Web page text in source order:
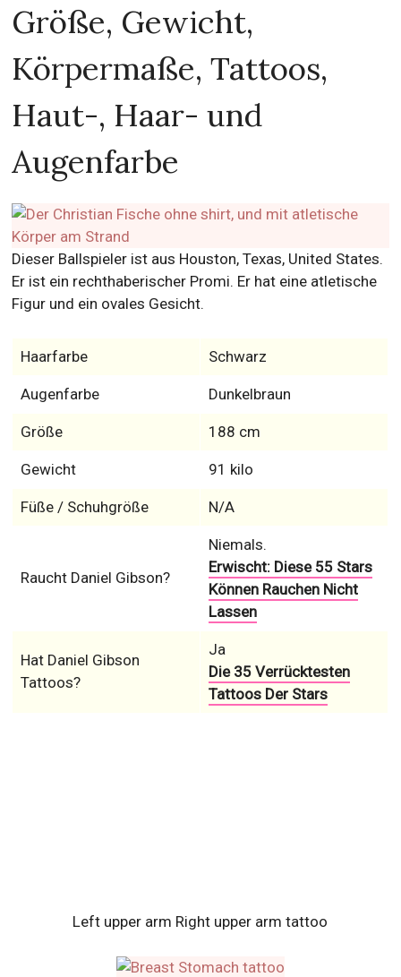
Größe, Gewicht,
Körpermaße, Tattoos,
Haut-, Haar- und
Augenfarbe
Dieser Ballspieler ist aus Houston, Texas, United States.
Er ist ein rechthaberischer Promi. Er hat eine atletische
Figur und ein ovales Gesicht.
Haarfarbe Schwarz
Augenfarbe Dunkelbraun
Größe 188 cm
Gewicht 91 kilo
Füße / Schuhgröße N/A
Raucht Daniel Gibson?
Niemals.
Erwischt: Diese 55 Stars
Können Rauchen Nicht
Lassen
Hat Daniel Gibson
Tattoos?
Ja
Die 35 Verrücktesten
Tattoos Der Stars
Left upper arm Right upper arm tattoo